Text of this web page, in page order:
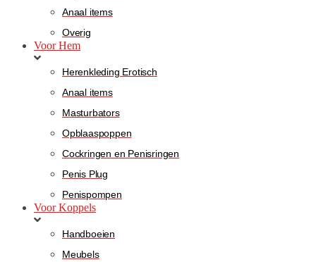
Anaal items
Overig
Voor Hem
Herenkleding Erotisch
Anaal items
Masturbators
Opblaaspoppen
Cockringen en Penisringen
Penis Plug
Penispompen
Voor Koppels
Handboeien
Meubels